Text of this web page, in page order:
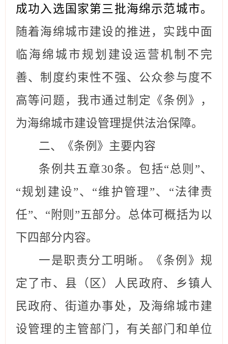
成功入选国家第三 批海绵示范城市。
随着海绵城市建设的推进，实践中面
临海绵城市规划建设运营机制不完
善、制度约束性不强、公众参与度不
高等问题，我市通过制定 《条例》，
为海绵城市建设管理提供法治保障。
二、《条例》主要内容
条例共 五 章30条。包括“总则”、
“规划 建设”、“维护 管理”、 “法律责
任”、“附则”五部分。 总体可概括为以
下四部分内容。
一是职责分工明晰。
《条例》规
定了市、县（区）人民政府、
乡镇人
民政府、街道办事处 ，及海绵城市建
设管理的主管部门，有关部门和单位